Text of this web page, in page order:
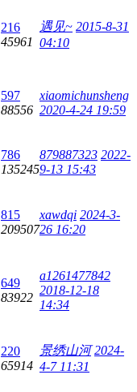
216
45961
遇见~ 2015-8-31
04:10
597
88556
xiaomichunsheng
2020-4-24 19:59
786
135245
879887323 2022-
9-13 15:43
815
209507
xawdqi 2024-3-
26 16:20
649
83922
a1261477842
2018-12-18
14:34
220
65914
景绣山河 2024-
4-7 11:31